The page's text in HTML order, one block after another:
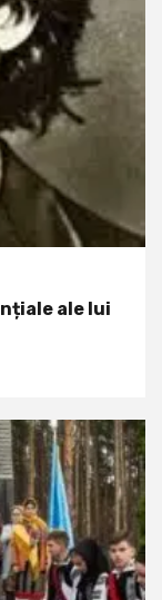
ale lui